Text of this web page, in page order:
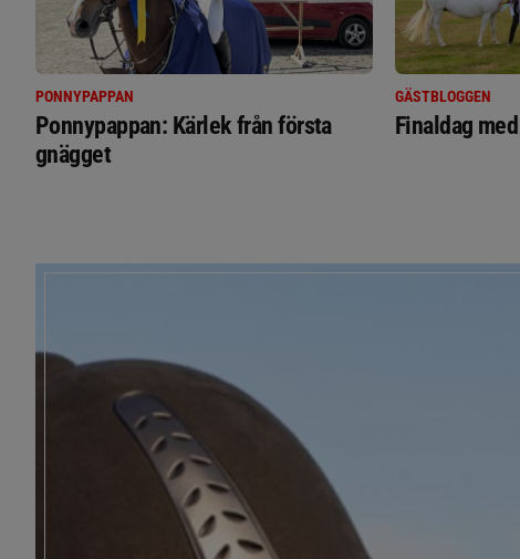
PONNYPAPPAN
Ponnypappan: Kärlek från första
gnägget
GÄSTBLOGGEN
Finaldag